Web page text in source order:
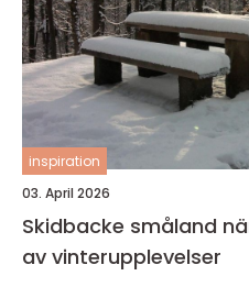
inspiration
03. April 2026
Skidbacke småland nära, familjärt och fullt
av vinterupplevelser